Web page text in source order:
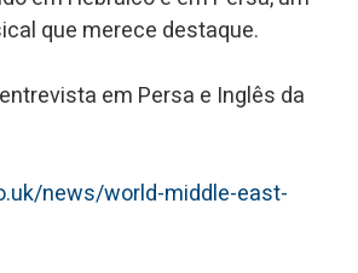
que merece destaque.
em Persa e Inglês da
news/world-middle-east-